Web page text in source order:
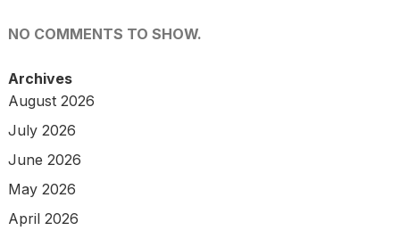
NO COMMENTS TO SHOW.
Archives
August 2026
July 2026
June 2026
May 2026
April 2026